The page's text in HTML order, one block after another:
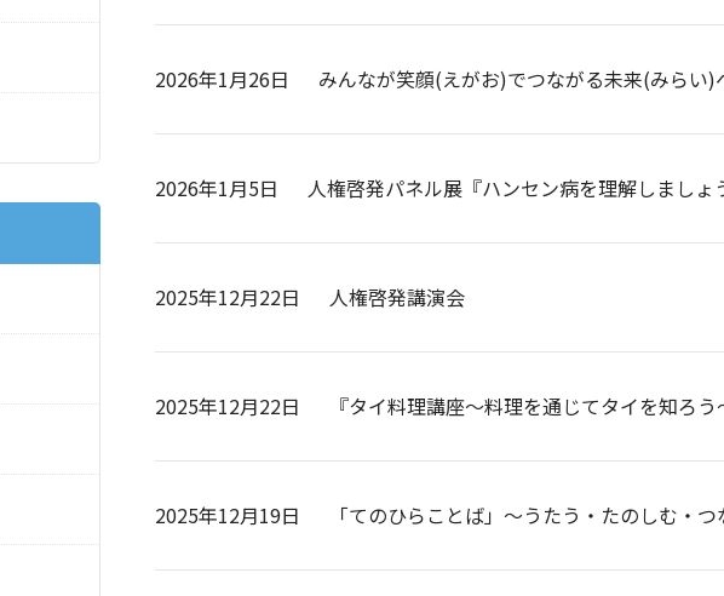
2026年1月26日 みんなが笑顔(えがお)でつながる未来(みらい)
2026年1月5日 人権啓発パネル展『ハンセン病を理解しましょ
2025年12月22日 人権啓発講演会
2025年12月22日 『タイ料理講座～料理を通じてタイを知ろう
2025年12月19日 「てのひらことば」～うたう・たのしむ・